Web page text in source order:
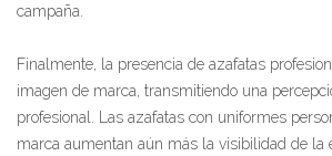
campaña.
Finalmente, la presencia de azafatas
imagen de marca, transmitiendo una
profesional. Las azafatas con uniformes
marca aumentan aún más la visibilidad de la